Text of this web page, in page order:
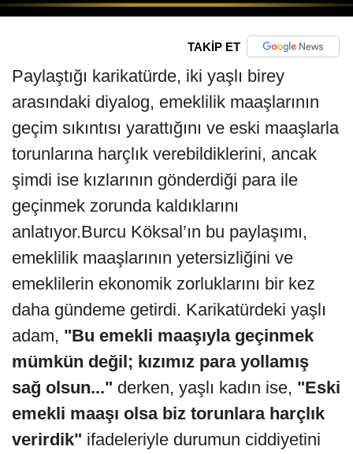
TAKİP ET
Paylaştığı karikatürde, iki yaşlı birey
arasındaki diyalog, emeklilik maaşlarının
geçim sıkıntısı yarattığını ve eski maaşlarla
torunlarına harçlık verebildiklerini, ancak
şimdi ise kızlarının gönderdiği para ile
geçinmek zorunda kaldıklarını
anlatıyor.Burcu Köksal’ın bu paylaşımı,
emeklilik maaşlarının yetersizliğini ve
emeklilerin ekonomik zorluklarını bir kez
daha gündeme getirdi. Karikatürdeki yaşlı
adam, "Bu emekli maaşıyla geçinmek
mümkün değil; kızımız para yollamış
sağ olsun..." derken, yaşlı kadın ise, "Eski
emekli maaşı olsa biz torunlara harçlık
verirdik" ifadeleriyle durumun ciddiyetini